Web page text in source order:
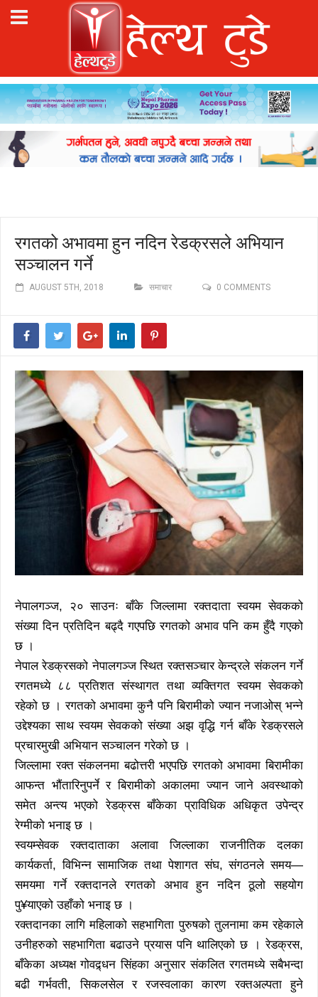
रगतको अभावमा हुन नदिन रेडक्रसले अभियान
सञ्चालन गर्ने
AUGUST 5TH, 2018 समाचार 0 COMMENTS
नेपालगञ्ज, २० साउनः बाँके जिल्लामा रक्तदाता स्वयम सेवकको
संख्या दिन प्रतिदिन बढ्दै गएपछि रगतको अभाव पनि कम हुँदै गएको
छ ।
नेपाल रेडक्रसको नेपालगञ्ज स्थित रक्तसञ्चार केन्द्रले संकलन गर्ने
रगतमध्ये ८८ प्रतिशत संस्थागत तथा व्यक्तिगत स्वयम सेवकको
रहेको छ । रगतको अभावमा कुनै पनि बिरामीको ज्यान नजाओस् भन्ने
उद्देश्यका साथ स्वयम सेवकको संख्या अझ वृद्धि गर्न बाँके रेडक्रसले
प्रचारमुखी अभियान सञ्चालन गरेको छ ।
जिल्लामा रक्त संकलनमा बढोत्तरी भएपछि रगतको अभावमा बिरामीका
आफन्त भौंतारिनुपर्ने र बिरामीको अकालमा ज्यान जाने अवस्थाको
समेत अन्त्य भएको रेडक्रस बाँकेका प्राविधिक अधिकृत उपेन्द्र
रेग्मीको भनाइ छ ।
स्वयम्सेवक रक्तदाताका अलावा जिल्लाका राजनीतिक दलका
कार्यकर्ता, विभिन्न सामाजिक तथा पेशागत संघ, संगठनले समय—
समयमा गर्ने रक्तदानले रगतको अभाव हुन नदिन ठूलो सहयोग
पु¥याएको उहाँको भनाइ छ ।
रक्तदानका लागि महिलाको सहभागिता पुरुषको तुलनामा कम रहेकाले
उनीहरुको सहभागिता बढाउने प्रयास पनि थालिएको छ । रेडक्रस,
बाँकेका अध्यक्ष गोवद्र्धन सिंहका अनुसार संकलित रगतमध्ये सबैभन्दा
बढी गर्भवती, सिकलसेल र रजस्वलाका कारण रक्तअल्पता हुने